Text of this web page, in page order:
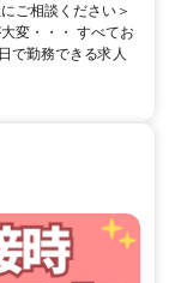
ご相談ください＞
変・・・ すべてお
で勤務できる求人